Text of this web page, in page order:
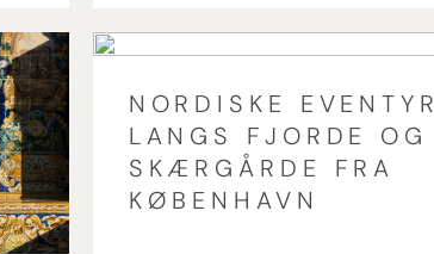
NORDISKE EVENTYR
LANGS FJORDE OG
SKÆRGÅRDE FRA
KØBENHAVN